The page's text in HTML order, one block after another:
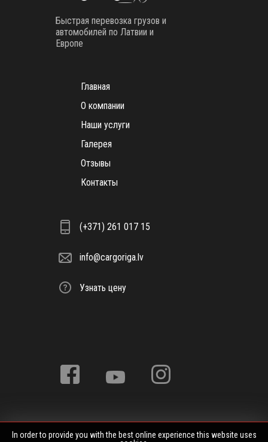
Быстрая перевозка грузов и
автомобилей по Латвии и
Европе
Главная
О компании
Наши услуги
Галерея
Отзывы
Контакты
(+371) 261 017 15
info@cargoriga.lv
Узнать цену
In order to provide you with the best online experience this website uses